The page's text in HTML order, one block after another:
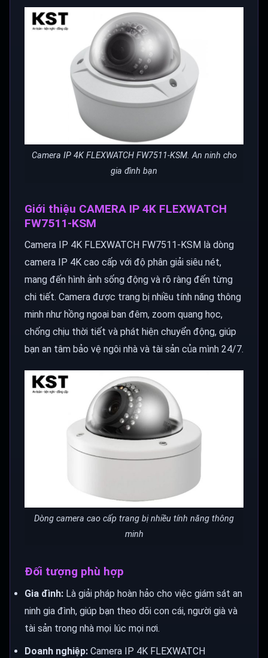
Camera IP 4K FLEXWATCH FW7511-KSM. An ninh cho
gia đình bạn
Giới thiệu CAMERA IP 4K FLEXWATCH
FW7511-KSM
Camera IP 4K FLEXWATCH FW7511-KSM là dòng
camera IP 4K cao cấp với độ phân giải siêu nét,
mang đến hình ảnh sống động và rõ ràng đến từng
chi tiết. Camera được trang bị nhiều tính năng thông
minh như hồng ngoại ban đêm, zoom quang học,
chống chịu thời tiết và phát hiện chuyển động, giúp
bạn an tâm bảo vệ ngôi nhà và tài sản của mình 24/7.
Dòng camera cao cấp trang bị nhiều tính năng thông
minh
Đối tượng phù hợp
Gia đình: Là giải pháp hoàn hảo cho việc giám sát an
ninh gia đình, giúp bạn theo dõi con cái, người già và
tài sản trong nhà mọi lúc mọi nơi.
Doanh nghiệp: Camera IP 4K FLEXWATCH